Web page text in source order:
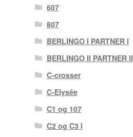
607
807
BERLINGO I PARTNER I
BERLINGO II PARTNER II
C-crosser
C-Elysée
C1 og 107
C2 og C3 I